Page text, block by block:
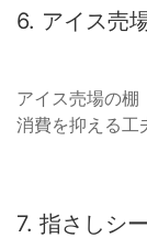
6. アイス売
アイス売場の棚
消費を抑える工
7. 指さしシ